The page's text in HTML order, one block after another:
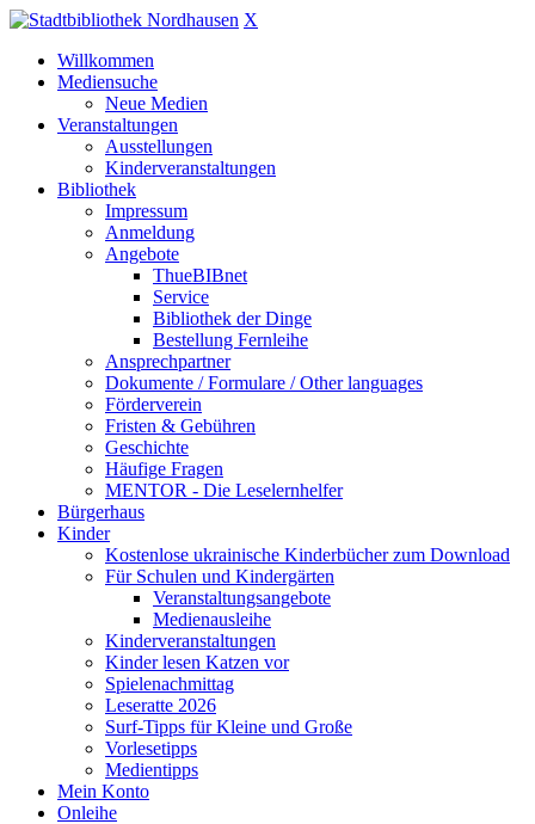
X
Willkommen
Mediensuche
Neue Medien
Veranstaltungen
Ausstellungen
Kinderveranstaltungen
Bibliothek
Impressum
Anmeldung
Angebote
ThueBIBnet
Service
Bibliothek der Dinge
Bestellung Fernleihe
Ansprechpartner
Dokumente / Formulare / Other languages
Förderverein
Fristen & Gebühren
Geschichte
Häufige Fragen
MENTOR - Die Leselernhelfer
Bürgerhaus
Kinder
Kostenlose ukrainische Kinderbücher zum Download
Für Schulen und Kindergärten
Veranstaltungsangebote
Medienausleihe
Kinderveranstaltungen
Kinder lesen Katzen vor
Spielenachmittag
Leseratte 2026
Surf-Tipps für Kleine und Große
Vorlesetipps
Medientipps
Mein Konto
Onleihe